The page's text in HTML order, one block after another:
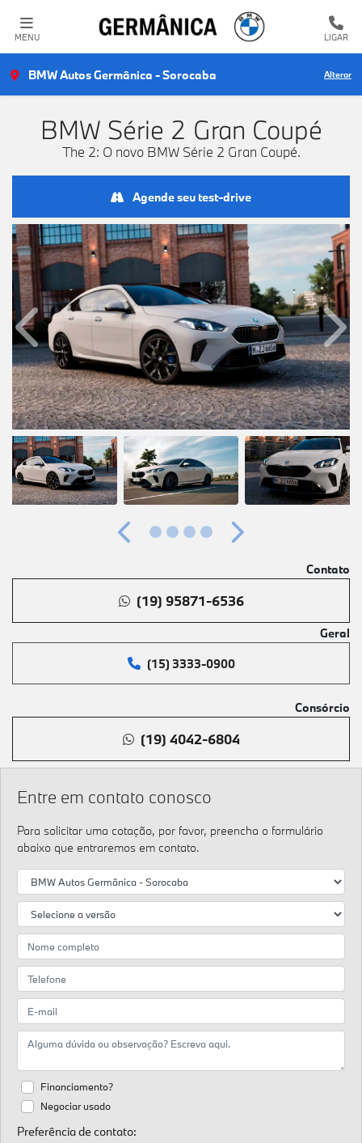
MENU LIGAR
BMW Autos Germânica - Sorocaba Alterar
BMW Série 2 Gran Coupé
The 2: O novo BMW Série 2 Gran Coupé.
Agende seu test-drive
Entre em contato conosco
Para solicitar uma cotação, por favor, preencha o formulário
abaixo que entraremos em contato.
Financiamento?
Negociar usado
Preferência de contato:
Anterior
Anterior Próximo
Contato
(19) 95871-6536
Geral
(15) 3333-0900
Consórcio
(19) 4042-6804